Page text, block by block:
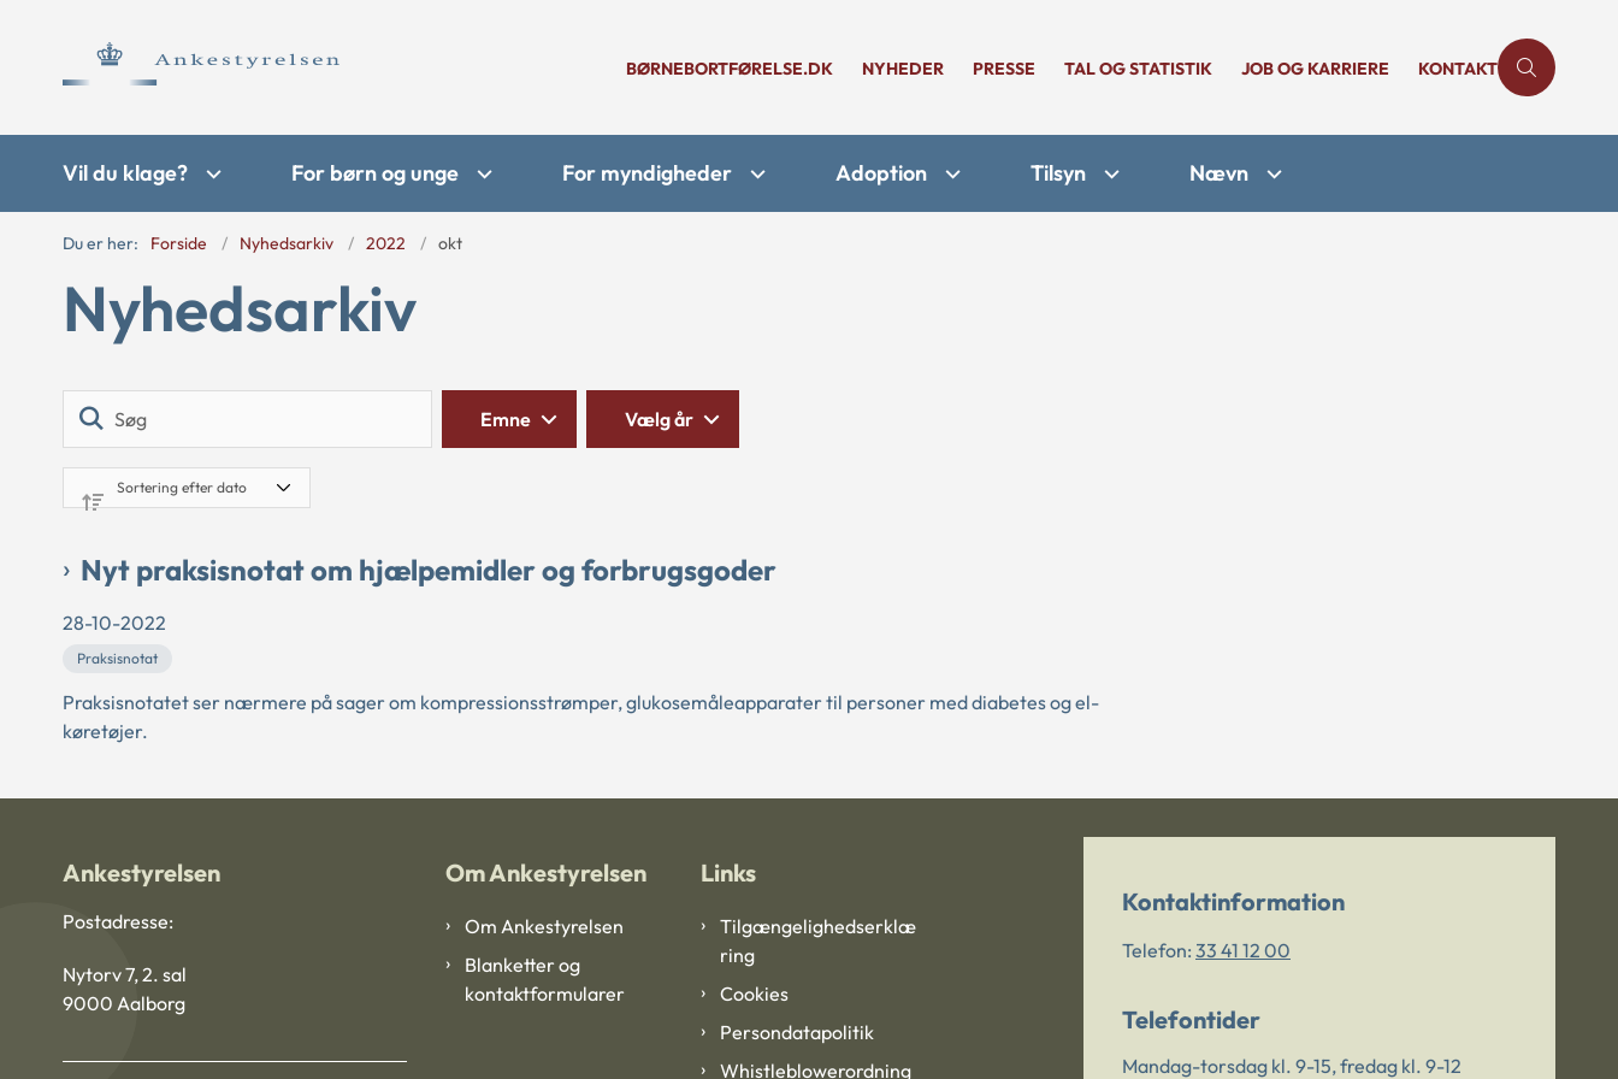
BØRNEBORTFØRELSE.DK NYHEDER PRESSE TAL OG STATISTIK JOB OG KARRIERE KONTAKT
Vil du klage? For børn og unge For myndigheder Adoption Tilsyn Nævn
Du er her: Forside Nyhedsarkiv 2022 okt
Nyhedsarkiv
Emne Vælg år
Nyt praksisnotat om hjælpemidler og forbrugsgoder
28-10-2022
Praksisnotat
Praksisnotatet ser nærmere på sager om kompressionsstrømper, glukosemåleapparater til personer med diabetes og el-
køretøjer.
Ankestyrelsen
Postadresse:
Nytorv 7, 2. sal
9000 Aalborg
Om Ankestyrelsen
Om Ankestyrelsen
Blanketter og
kontaktformularer
Links
Tilgængelighedserklæ
ring
Cookies
Persondatapolitik
Whistleblowerordning
Kontaktinformation
Telefon: 33 41 12 00
Telefontider
Mandag-torsdag kl. 9-15, fredag kl. 9-12